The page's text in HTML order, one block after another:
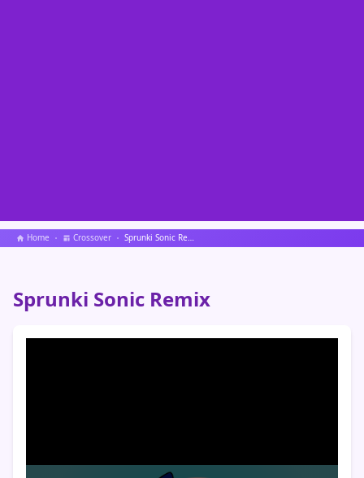
Home Crossover Sprunki Sonic Remix
Sprunki Sonic Remix